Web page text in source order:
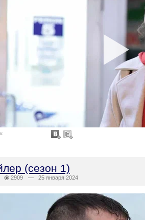
(сезон 1)
2909 — 25 января 2024